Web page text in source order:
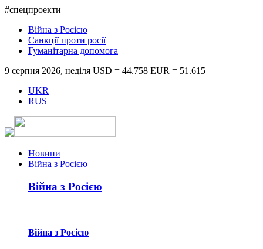
#спецпроекти
Війна з Росією
Санкції проти росії
Гуманітарна допомога
9 серпня 2026, неділя USD = 44.758 EUR = 51.615
UKR
RUS
Новини
Війна з Росією
Війна з Росією
Війна з Росією